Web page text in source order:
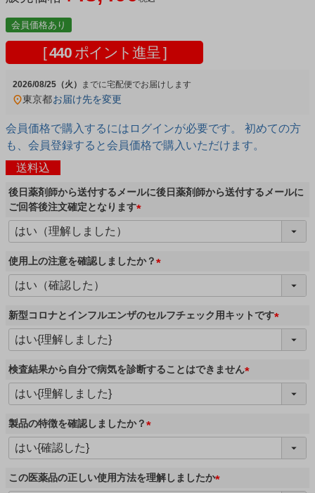
会員価格あり
[ 440 ポイント進呈 ]
2026/08/25（火） 宅配便
東京都お届け先を変更
会員価格で購入するにはログインが必要です。 初めての方
も、会員登録すると会員価格で購入いただけます。
送料込
後日薬剤師から送付するメールに後日薬剤師から送付するメールに
ご回答後注文確定となります
必
須
)
使用上の注意を確認しましたか？
必
須
新型コロナとインフルエンザのセルフチェック用キットです
必
検査結果から自分で病気を診断することはできません
必
製品の特徴を確認しましたか？
必
須
)
この医薬品の正しい使用方法を理解しましたか